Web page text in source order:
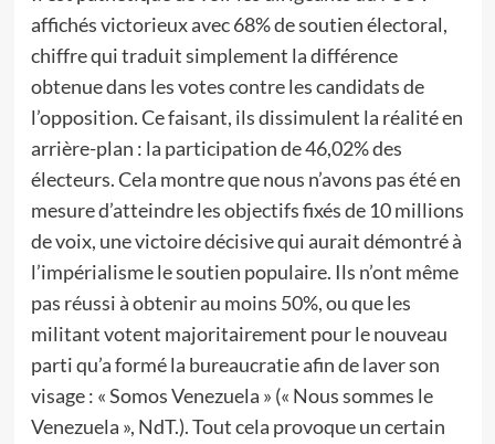
affichés victorieux avec 68% de soutien électoral,
chiffre qui traduit simplement la différence
obtenue dans les votes contre les candidats de
l’opposition. Ce faisant, ils dissimulent la réalité en
arrière-plan : la participation de 46,02% des
électeurs. Cela montre que nous n’avons pas été en
mesure d’atteindre les objectifs fixés de 10 millions
de voix, une victoire décisive qui aurait démontré à
l’impérialisme le soutien populaire. Ils n’ont même
pas réussi à obtenir au moins 50%, ou que les
militant votent majoritairement pour le nouveau
parti qu’a formé la bureaucratie afin de laver son
visage : « Somos Venezuela » (« Nous sommes le
Venezuela », NdT.). Tout cela provoque un certain